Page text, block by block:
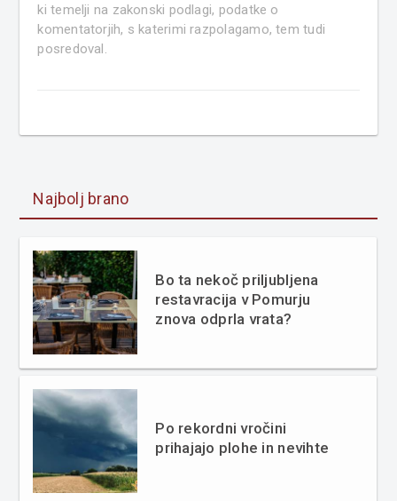
ki temelji na zakonski podlagi, podatke o
komentatorjih, s katerimi razpolagamo, tem tudi
posredoval.
Najbolj brano
Bo ta nekoč priljubljena
restavracija v Pomurju
znova odprla vrata?
Po rekordni vročini
prihajajo plohe in nevihte